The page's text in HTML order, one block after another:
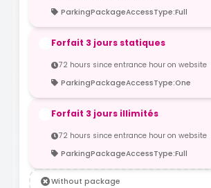
ParkingPackageAccessType:Full
Forfait 3 jours statiques
72 hours since entrance hour on website
ParkingPackageAccessType:One
Forfait 3 jours illimités
72 hours since entrance hour on website
ParkingPackageAccessType:Full
Without package